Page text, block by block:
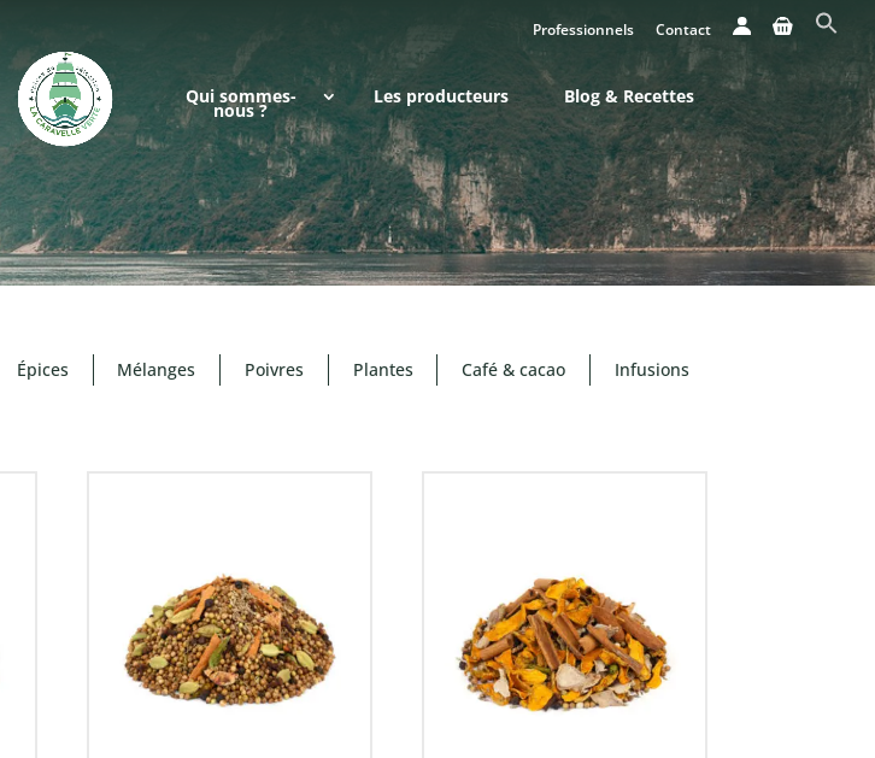
Professionnels Contact
Qui sommes-
nous ?
Les producteurs Blog & Recettes
Épices Mélanges Poivres Plantes Café & cacao Infusions